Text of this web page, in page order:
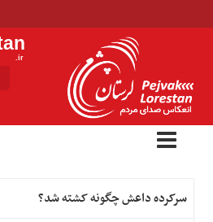
.ir
بالا
خانه
ارتباط
درباره
سرکرده داعش چگونه کشته شد؟